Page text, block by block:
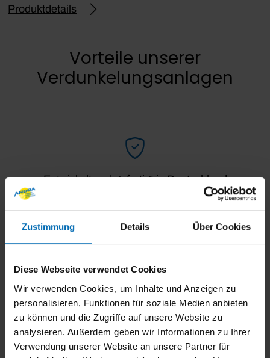
Zustimmung Details Über Cookies
Diese Webseite verwendet Cookies
Wir verwenden Cookies, um Inhalte und Anzeigen zu
personalisieren, Funktionen für soziale Medien anbieten
zu können und die Zugriffe auf unsere Website zu
analysieren. Außerdem geben wir Informationen zu Ihrer
Verwendung unserer Website an unsere Partner für
Produktdetails
Vorteile unserer
Verdunkelungsanlagen
Entwickelt und gefertigt in Deutschland
Maßgefertigt für alle Fenster